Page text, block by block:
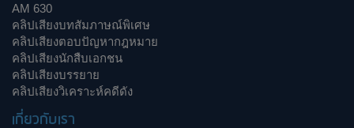
AM 630
คลิปเสียงบทสัมภาษณ์พิเศษ
คลิปเสียงตอบปัญหากฎหมาย
คลิปเสียงนักสืบเอกชน
คลิปเสียงบรรยาย
คลิปเสียงวิเคราะห์คดีดัง
เกี่ยวกับเรา